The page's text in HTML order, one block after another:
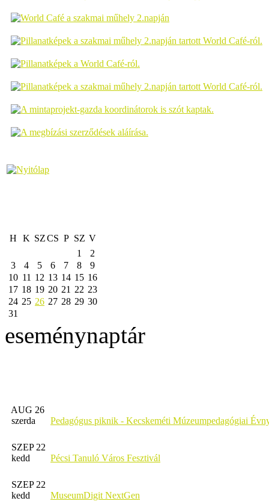
H K SZCS P SZ V
1
2
3
4 5 6 7 8
9
10 11 12 13 14 15 16
17 18 19 20 21 22 23
24 25 26 27 28 29 30
31
eseménynaptár
AUG 26
szerda
Pedagógus piknik - Kecskeméti Múzeumpedagógiai
SZEP 22
kedd
Pécsi Tanuló Város Fesztivál
SZEP 22
kedd
MuseumDigit NextGen